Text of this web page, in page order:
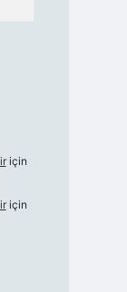
için
için